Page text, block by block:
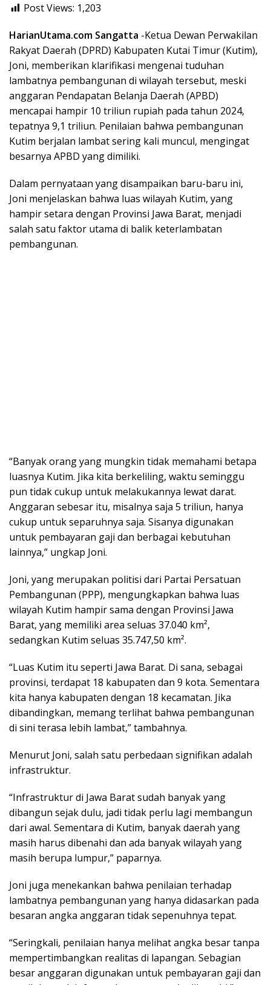
Post Views: 1,203
HarianUtama.com Sangatta -Ketua Dewan Perwakilan
Rakyat Daerah (DPRD) Kabupaten Kutai Timur (Kutim),
Joni, memberikan klarifikasi mengenai tuduhan
lambatnya pembangunan di wilayah tersebut, meski
anggaran Pendapatan Belanja Daerah (APBD)
mencapai hampir 10 triliun rupiah pada tahun 2024,
tepatnya 9,1 triliun. Penilaian bahwa pembangunan
Kutim berjalan lambat sering kali muncul, mengingat
besarnya APBD yang dimiliki.
Dalam pernyataan yang disampaikan baru-baru ini,
Joni menjelaskan bahwa luas wilayah Kutim, yang
hampir setara dengan Provinsi Jawa Barat, menjadi
salah satu faktor utama di balik keterlambatan
pembangunan.
“Banyak orang yang mungkin tidak memahami betapa
luasnya Kutim. Jika kita berkeliling, waktu seminggu
pun tidak cukup untuk melakukannya lewat darat.
Anggaran sebesar itu, misalnya saja 5 triliun, hanya
cukup untuk separuhnya saja. Sisanya digunakan
untuk pembayaran gaji dan berbagai kebutuhan
lainnya,” ungkap Joni.
Joni, yang merupakan politisi dari Partai Persatuan
Pembangunan (PPP), mengungkapkan bahwa luas
wilayah Kutim hampir sama dengan Provinsi Jawa
Barat, yang memiliki area seluas 37.040 km²,
sedangkan Kutim seluas 35.747,50 km².
“Luas Kutim itu seperti Jawa Barat. Di sana, sebagai
provinsi, terdapat 18 kabupaten dan 9 kota. Sementara
kita hanya kabupaten dengan 18 kecamatan. Jika
dibandingkan, memang terlihat bahwa pembangunan
di sini terasa lebih lambat,” tambahnya.
Menurut Joni, salah satu perbedaan signifikan adalah
infrastruktur.
“Infrastruktur di Jawa Barat sudah banyak yang
dibangun sejak dulu, jadi tidak perlu lagi membangun
dari awal. Sementara di Kutim, banyak daerah yang
masih harus dibenahi dan ada banyak wilayah yang
masih berupa lumpur,” paparnya.
Joni juga menekankan bahwa penilaian terhadap
lambatnya pembangunan yang hanya didasarkan pada
besaran angka anggaran tidak sepenuhnya tepat.
“Seringkali, penilaian hanya melihat angka besar tanpa
mempertimbangkan realitas di lapangan. Sebagian
besar anggaran digunakan untuk pembayaran gaji dan